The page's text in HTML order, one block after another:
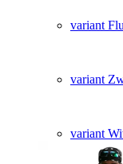
variant
variant
variant